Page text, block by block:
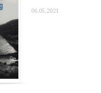
06.05.2021